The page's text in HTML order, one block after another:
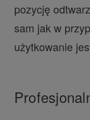
pozycję
sam jak w
użytkowanie